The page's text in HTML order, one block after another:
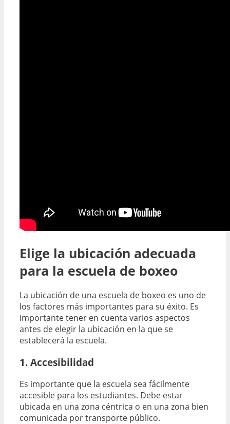
Elige la ubicación adecuada
para la escuela de boxeo
La ubicación de una escuela de boxeo es uno de
los factores más importantes para su éxito. Es
importante tener en cuenta varios aspectos
antes de elegir la ubicación en la que se
establecerá la escuela.
1. Accesibilidad
Es importante que la escuela sea fácilmente
accesible para los estudiantes. Debe estar
ubicada en una zona céntrica o en una zona bien
comunicada por transporte público.